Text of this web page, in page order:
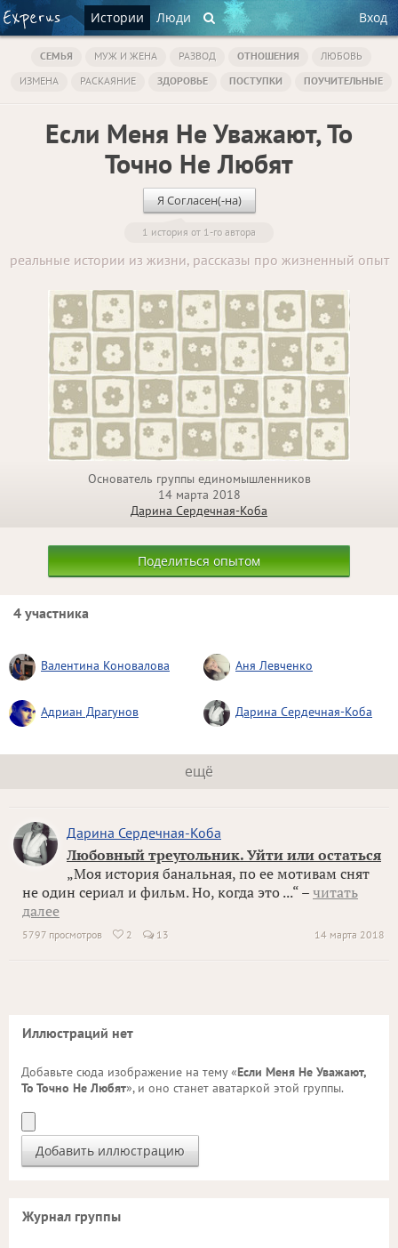
Истории Люди Вход
СЕМЬЯ МУЖ И ЖЕНА РАЗВОД ОТНОШЕНИЯ
ЛЮБОВЬ
ИЗМЕНА
РАСКАЯНИЕ ЗДОРОВЬЕ ПОСТУПКИ ПОУЧИТЕЛЬНЫЕ
Если Меня Не Уважают, То
Точно Не Любят
Я Согласен(-на)
1 история от 1-го автора
реальные истории из жизни, рассказы про жизненный опыт
Основатель группы единомышленников
14 марта 2018
Дарина Сердечная-Коба
Поделиться опытом
4 участника
Валентина Коновалова Аня Левченко
Адриан Драгунов Дарина Сердечная-Коба
ещё
Дарина Сердечная-Коба
Любовный треугольник. Уйти или остаться
„Моя история банальная, по ее мотивам снят
не один сериал и фильм. Но, когда это ...“ – читать
далее
14 марта 2018
5797 просмотров  2 13
Иллюстраций нет
Добавьте сюда изображение на тему «Если Меня Не Уважают,
То Точно Не Любят», и оно станет аватаркой этой группы.
Журнал группы